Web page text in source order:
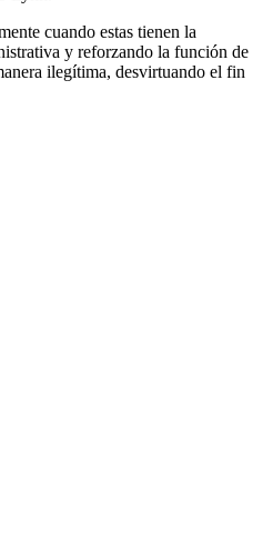
cuando estas tienen la
y reforzando la función de
ilegítima, desvirtuando el fin